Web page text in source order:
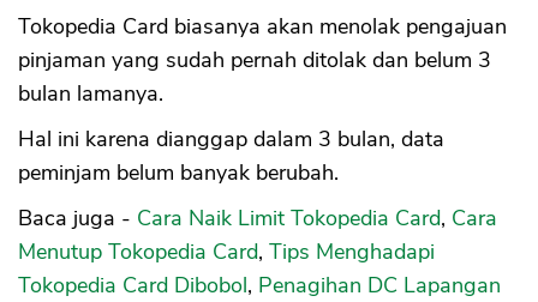
Tokopedia Card biasanya akan menolak pengajuan
pinjaman yang sudah pernah ditolak dan belum 3
bulan lamanya.
Hal ini karena dianggap dalam 3 bulan, data
peminjam belum banyak berubah.
Baca juga - Cara Naik Limit Tokopedia Card, Cara
Menutup Tokopedia Card, Tips Menghadapi
Tokopedia Card Dibobol, Penagihan DC Lapangan